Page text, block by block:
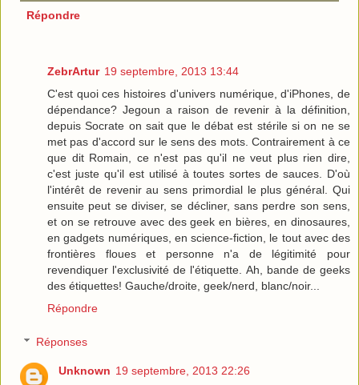
Répondre
ZebrArtur 19 septembre, 2013 13:44
C'est quoi ces histoires d'univers numérique, d'iPhones, de
dépendance? Jegoun a raison de revenir à la définition,
depuis Socrate on sait que le débat est stérile si on ne se
met pas d'accord sur le sens des mots. Contrairement à ce
que dit Romain, ce n'est pas qu'il ne veut plus rien dire,
c'est juste qu'il est utilisé à toutes sortes de sauces. D'où
l'intérêt de revenir au sens primordial le plus général. Qui
ensuite peut se diviser, se décliner, sans perdre son sens,
et on se retrouve avec des geek en bières, en dinosaures,
en gadgets numériques, en science-fiction, le tout avec des
frontières floues et personne n'a de légitimité pour
revendiquer l'exclusivité de l'étiquette. Ah, bande de geeks
des étiquettes! Gauche/droite, geek/nerd, blanc/noir...
Répondre
Réponses
Unknown 19 septembre, 2013 22:26